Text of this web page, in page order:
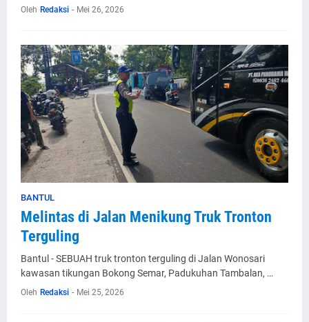
Oleh Redaksi - Mei 26, 2026
BANTUL
Melintas di Jalan Menikung Truk Tronton
Terguling
Bantul - SEBUAH truk tronton terguling di Jalan Wonosari
kawasan tikungan Bokong Semar, Padukuhan Tambalan, …
Oleh Redaksi - Mei 25, 2026